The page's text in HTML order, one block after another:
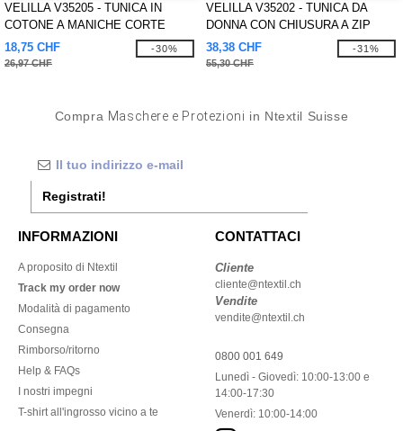
VELILLA V35205 - TUNICA IN
COTONE A MANICHE CORTE
18,75 CHF
26,97 CHF
-30%
VELILLA V35202 - TUNICA DA
DONNA CON CHIUSURA A ZIP
38,38 CHF
55,30 CHF
-31%
Compra Maschere e Protezioni in Ntextil Suisse
Registrati!
INFORMAZIONI
A proposito di Ntextil
Track my order now
Modalità di pagamento
Consegna
Rimborso/ritorno
Help & FAQs
I nostri impegni
T-shirt all'ingrosso vicino a te
CONTATTACI
Cliente
cliente@ntextil.ch
Vendite
vendite@ntextil.ch
0800 001 649
Lunedì - Giovedì: 10:00-13:00 e
14:00-17:30
Venerdì: 10:00-14:00